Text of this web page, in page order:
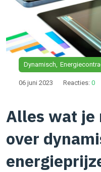
Dynamisch
06 juni 2023 Reacties: 0
Alles wat je
over